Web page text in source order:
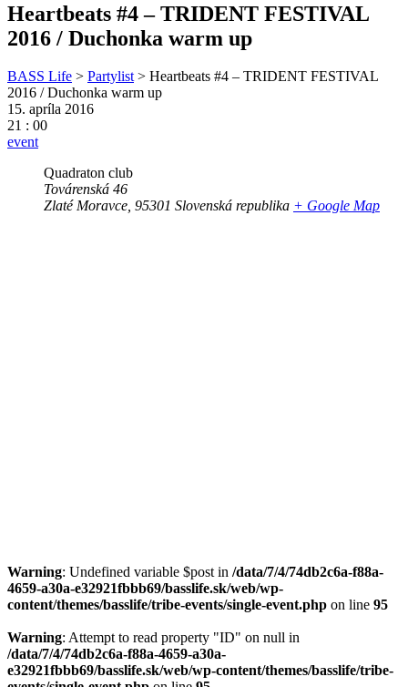
Heartbeats #4 – TRIDENT FESTIVAL
2016 / Duchonka warm up
BASS Life > Partylist> Heartbeats #4 – TRIDENT FESTIVAL
2016 / Duchonka warm up
15. apríla 2016
21 : 00
event
Quadraton club
Továrenská 46
Zlaté Moravce, 95301 Slovenská republika + Google Map
Warning: Undefined variable $post in /data/7/4/74db2c6a-f88a-
4659-a30a-e32921fbbb69/basslife.sk/web/wp-
content/themes/basslife/tribe-events/single-event.php on line 95
Warning: Attempt to read property "ID" on null in
/data/7/4/74db2c6a-f88a-4659-a30a-
e32921fbbb69/basslife.sk/web/wp-content/themes/basslife/tribe-